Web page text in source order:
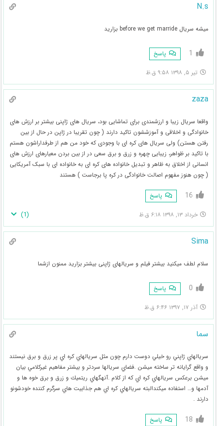
N.s
میشه سریال before we get marride بزارید
1 پاسخ
تیر ۵, ۱۳۹۸ ۹:۵۸ ق.ظ
zaza
واقعا سریال زیبا و ارزشمندی برای تماشایی بود، سریال های ژاپنی بیشتر بر ارزش های
خانوادگی و اخلاقی و آموزششون تاکید دارند ( چون تقریبا در ژاپن در حال از بین
رفتن هستن) ولی سریال های کره ای با وجودی که خود من هم از طرفداراشون هستم
با تاکید بر ظواهر، زیبایی چهره و زرق و برق سعی در از بین بردن معیارهای ارزش های
انسانی از اخلاق به ظاهر و تبدیل خانواده های کره ای به خانواده ای با سبک آمریکایی
( چون هنوز مفهوم اصالت خانوادگی در کره پا برجاست ) هستند
16 پاسخ
خرداد ۱۳, ۱۳۹۸ ۶:۱۸ ق.ظ (
1
)
Sima
سلام لطف میکنید بیشتر فیلم و سریالهای ژاپنی بیشتر بزارید ممنون ازشما
0 پاسخ
آذر ۱۷, ۱۳۹۷ ۶:۴۶ ق.ظ
سما
سريالهاي ژاپني رو خيلي دوست دارم چون مثل سريالهاي كره اي پر زرق و برق نيستند
و واقع گرايانه تر ساخته ميشن .فضاي سريالها سردتر و بيشتر مفاهيم غيركلامي بيان
ميشن برعكس سريالهاي كره اي كه از كلام .آنهگهاي ريتميك و زرق و برق خوه ها و
آدمها و… استفاده ميكندالبته سريالهاي كره اي هم جذابيت هاي سرگرم كننده خودشونو
دارند .
18 پاسخ